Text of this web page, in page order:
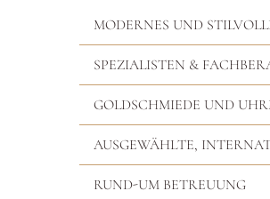
MODERNES UND
SPEZIALISTEN &
GOLDSCHMIEDE UND
AUSGEWÄHLTE,
RUND-UM BETREUUNG